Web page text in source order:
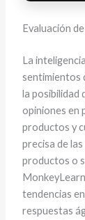
Evaluación
La
sentimientos
la posibilidad
opiniones en
productos y
precisa de
productos o
tendencias
respuestas